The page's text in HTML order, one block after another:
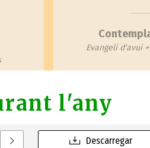
Evangeli d'avui
l'any
Descarregar